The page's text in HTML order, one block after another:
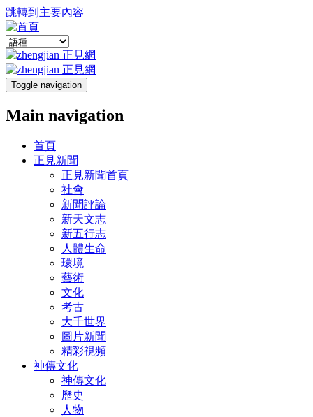
跳轉到主要內容
Toggle navigation
Main navigation
首頁
正見新聞
正見新聞首頁
社會
新聞評論
新天文志
新五行志
人體生命
環境
藝術
文化
考古
大千世界
圖片新聞
精彩視頻
神傳文化
神傳文化
歷史
人物